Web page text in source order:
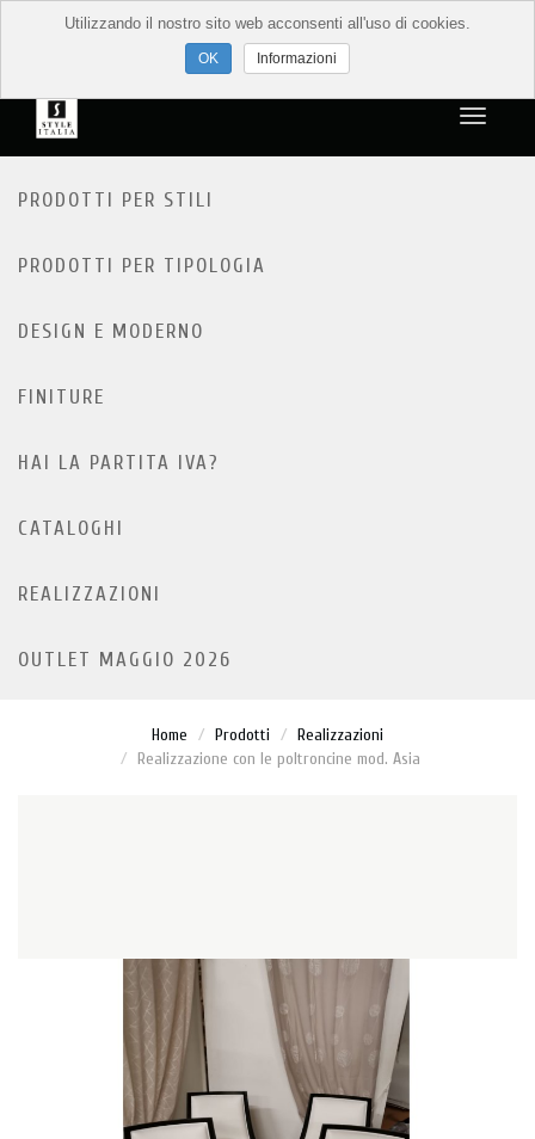
PRODOTTI PER STILI
PRODOTTI PER TIPOLOGIA
DESIGN E MODERNO
FINITURE
HAI LA PARTITA IVA?
CATALOGHI
REALIZZAZIONI
OUTLET MAGGIO 2026
Home Prodotti
Realizzazioni
Realizzazione con le poltroncine mod. Asia
Utilizzando il nostro sito web acconsenti all'uso di cookies.
Informazioni